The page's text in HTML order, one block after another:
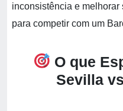
inconsistência e
para competir com um
O que
Sevilla